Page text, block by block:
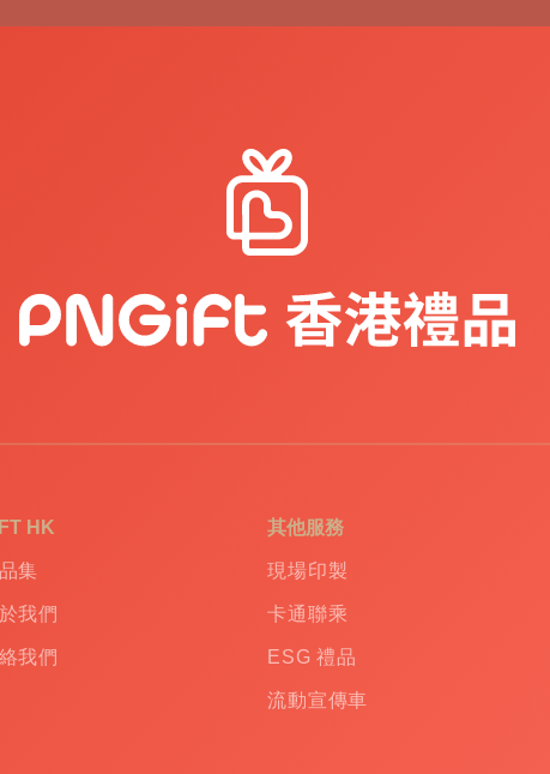
HK
集
我們
我們
其他服務
現場印製
卡通聯乘
ESG 禮品
流動宣傳車